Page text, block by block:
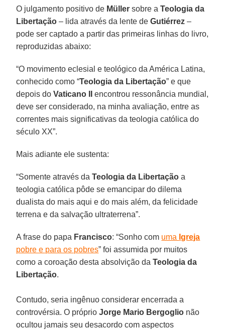
O julgamento positivo de Müller sobre aTeologia da
Libertação – lida através da lente deGutiérrez –
pode ser captado a partir das primeiras linhas do livro,
reproduzidas abaixo:
“O movimento eclesial e teológico da América Latina,
conhecido como “Teologia da Libertação” e que
depois doVaticano II
encontrou ressonância mundial,
deve ser considerado, na minha avaliação, entre as
correntes mais significativas da teologia católica do
século XX”.
Mais adiante ele sustenta:
“Somente através daTeologia da Libertação a
teologia católica pôde se emancipar do dilema
dualista do mais aqui e do mais além, da felicidade
terrena e da salvação ultraterrena”.
A frase do papa Francisco: “Sonho com uma Igreja
pobre e para os pobres” foi assumida por muitos
como a coroação desta absolvição daTeologia da
Libertação.
Contudo, seria ingênuo considerar encerrada a
controvérsia. O próprioJorge Mario Bergoglio não
ocultou jamais seu desacordo com aspectos